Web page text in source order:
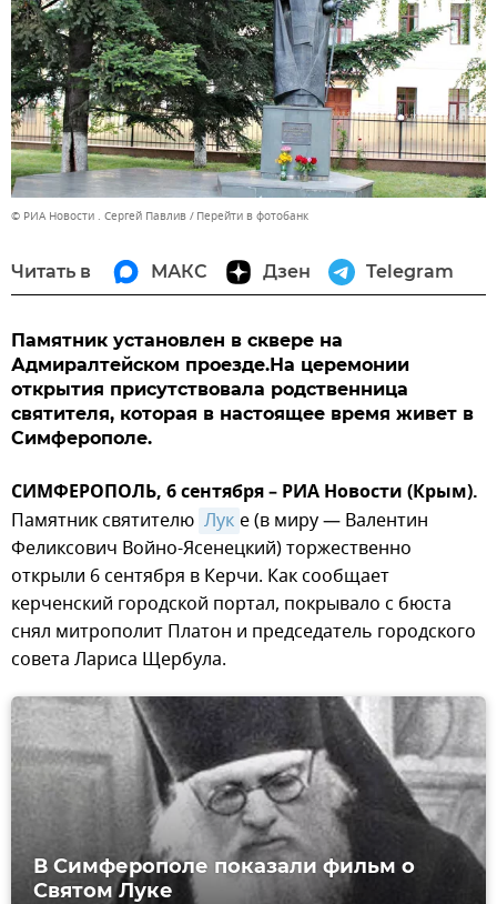
© РИА Новости . Сергей Павлив Перейти в фотобанк
Читать в МАКС Дзен Telegram
Памятник установлен в сквере на
Адмиралтейском проезде.На церемонии
открытия присутствовала родственница
святителя, которая в настоящее время живет в
Симферополе.
СИМФЕРОПОЛЬ, 6 сентября – РИА Новости (Крым).
Памятник святителю Лук е (в миру — Валентин
Феликсович Войно-Ясенецкий) торжественно
открыли 6 сентября в Керчи. Как сообщает
керченский городской портал, покрывало с бюста
снял митрополит Платон и председатель городского
совета Лариса Щербула.
В Симферополе показали фильм о
Святом Луке